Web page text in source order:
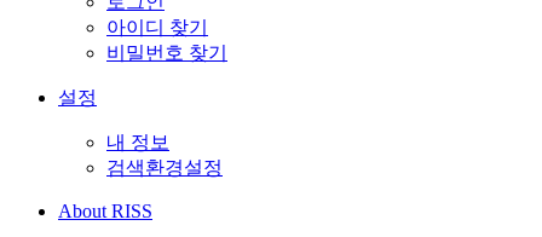
아이디 찾기
비밀번호 찾기
설정
내 정보
검색환경설정
About RISS